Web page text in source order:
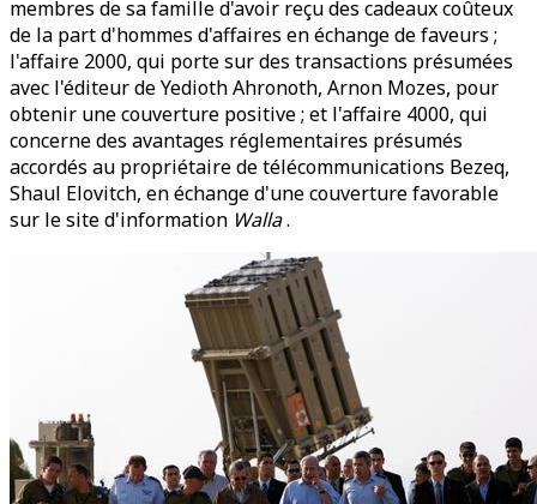
membres de sa famille d'avoir reçu des cadeaux coûteux
de la part d'hommes d'affaires en échange de faveurs ;
l'affaire 2000, qui porte sur des transactions présumées
avec l'éditeur de Yedioth Ahronoth, Arnon Mozes, pour
obtenir une couverture positive ; et l'affaire 4000, qui
concerne des avantages réglementaires présumés
accordés au propriétaire de télécommunications Bezeq,
Shaul Elovitch, en échange d'une couverture favorable
sur le site d'information Walla.